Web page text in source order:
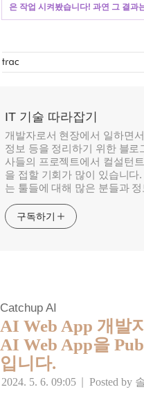
은 작업 시켜봤습니다! 과연 그 결과
IT 기술 따라잡기
개발자로서 현장에서 일하면
정보 등을 정리하기 위한 블
사들의 프로젝트에서 컬설턴
을 접할 기회가 많이 있습니
는 툴들에 대해 많은 분들과
구독하기
Catchup AI
AI Web App 개발
AI Web App을
입니다.
2024. 5. 6. 09:05 Posted by